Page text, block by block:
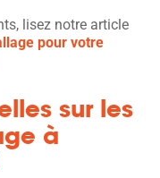
lisez notre article
pour votre
sur les
à